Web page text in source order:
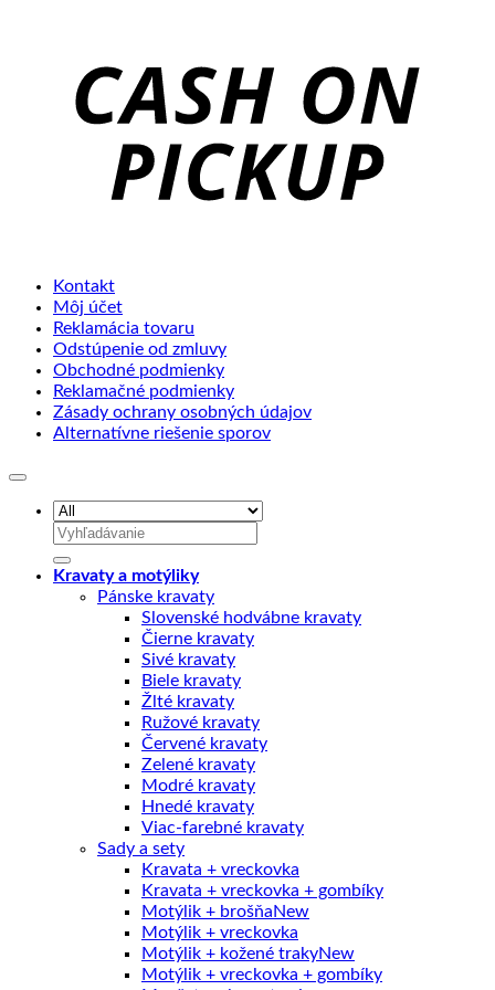
Kontakt
Môj účet
Reklamácia tovaru
Odstúpenie od zmluvy
Obchodné podmienky
Reklamačné podmienky
Zásady ochrany osobných údajov
Alternatívne riešenie sporov
Hľadať:
Kravaty a motýliky
Pánske kravaty
Slovenské hodvábne kravaty
Čierne kravaty
Sivé kravaty
Biele kravaty
Žlté kravaty
Ružové kravaty
Červené kravaty
Zelené kravaty
Modré kravaty
Hnedé kravaty
Viac-farebné kravaty
Sady a sety
Kravata + vreckovka
Kravata + vreckovka + gombíky
Motýlik + brošňa
Motýlik + vreckovka
Motýlik + kožené traky
Motýlik + vreckovka + gombíky